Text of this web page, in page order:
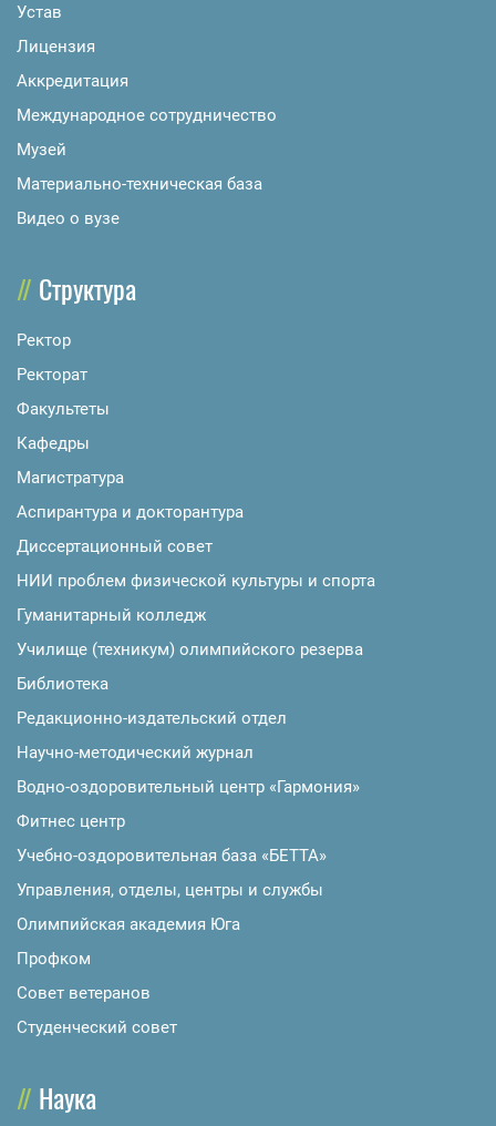
Устав
Лицензия
Аккредитация
Международное сотрудничество
Музей
Материально-техническая база
Видео о вузе
Структура
Ректор
Ректорат
Факультеты
Кафедры
Магистратура
Аспирантура и докторантура
Диссертационный совет
НИИ проблем физической культуры и спорта
Гуманитарный колледж
Училище (техникум) олимпийского резерва
Библиотека
Редакционно-издательский отдел
Научно-методический журнал
Водно-оздоровительный центр «Гармония»
Фитнес центр
Учебно-оздоровительная база «БЕТТА»
Управления, отделы, центры и службы
Олимпийская академия Юга
Профком
Совет ветеранов
Студенческий совет
Наука